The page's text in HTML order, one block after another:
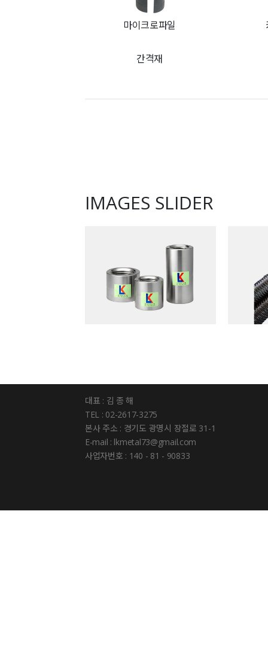
마이크로파일
간격재
IMAGES SLIDER
대표 : 김 종 해
TEL : 02-2617-3275
본사 주소 : 경기도 광명시 장절로 31-1
E-mail : lkmetal73@gmail.com
사업자번호 : 140 - 81 - 90833